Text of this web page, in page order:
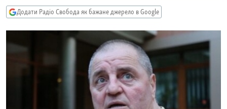
пошуку
ТИ ЯК?
МУЛЬТИМЕДІА
Додати Радіо Свобода як бажане джерело в Google